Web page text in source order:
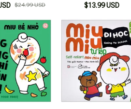
Nhé!
$24.99 USD
(từ 1 - 6 Tuổi) (song
$13.99 USD